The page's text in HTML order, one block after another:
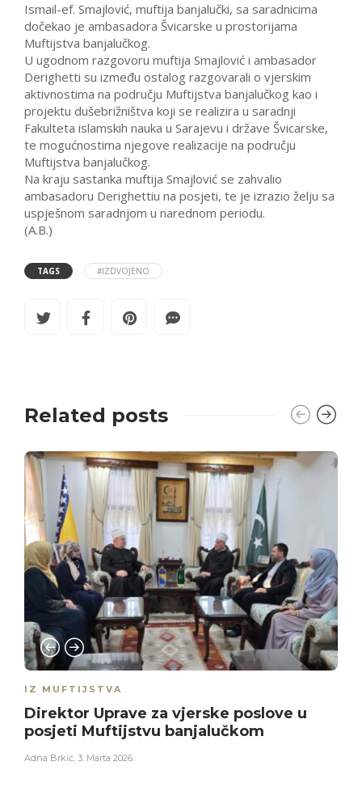
Ismail-ef. Smajlović, muftija banjalučki, sa saradnicima
dočekao je ambasadora Švicarske u prostorijama
Muftijstva banjalučkog.
U ugodnom razgovoru muftija Smajlović i ambasador
Derighetti su između ostalog razgovarali o vjerskim
aktivnostima na području Muftijstva banjalučkog kao i
projektu dušebrižništva koji se realizira u saradnji
Fakulteta islamskih nauka u Sarajevu i države Švicarske,
te mogućnostima njegove realizacije na području
Muftijstva banjalučkog.
Na kraju sastanka muftija Smajlović se zahvalio
ambasadoru Derighettiu na posjeti, te je izrazio želju sa
uspješnom saradnjom u narednom periodu.
(A.B.)
TAGS #IZDVOJENO
Related posts
IZ MUFTIJSTVA
Direktor Uprave za vjerske poslove u
posjeti Muftijstvu banjalučkom
Adna Brkić, 3. Marta 2026.